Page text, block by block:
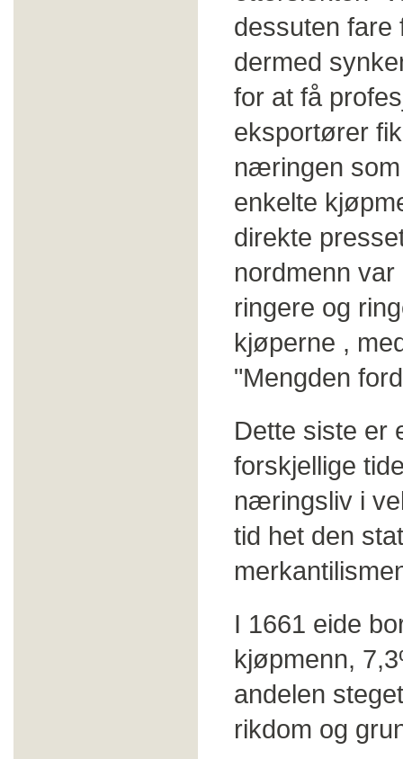
dessuten fare
dermed
for at få
eksportører
næringen
enkelte
direkte
nordmenn
ringere og
kjøperne ,
"Mengden
Dette siste er
forskjellige
næringsliv i
tid het den
I 1661 eide
kjøpmenn,
andelen
rikdom og